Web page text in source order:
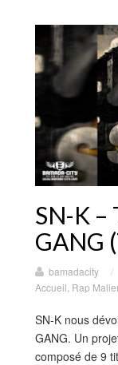
SN-K –
GANG
bamadacity /
Accueil, Rap
SN-K nous
GANG. Un
composé de 9